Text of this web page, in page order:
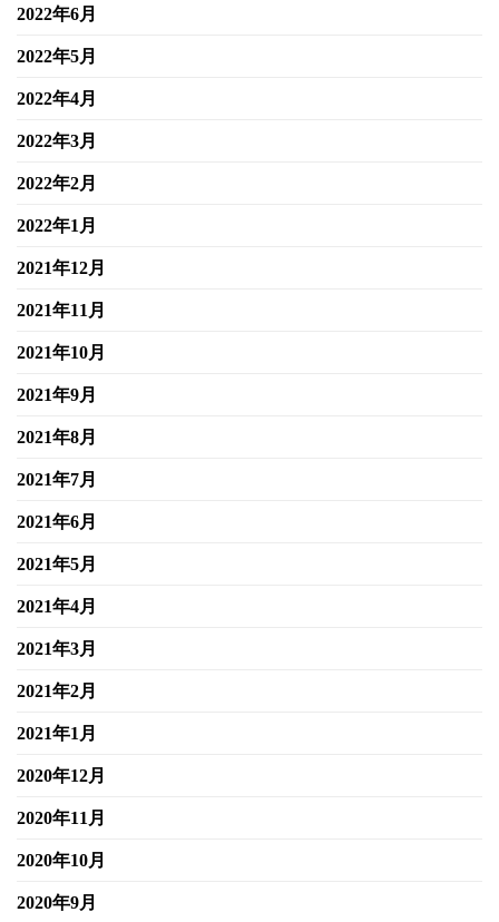
2022年6月
2022年5月
2022年4月
2022年3月
2022年2月
2022年1月
2021年12月
2021年11月
2021年10月
2021年9月
2021年8月
2021年7月
2021年6月
2021年5月
2021年4月
2021年3月
2021年2月
2021年1月
2020年12月
2020年11月
2020年10月
2020年9月